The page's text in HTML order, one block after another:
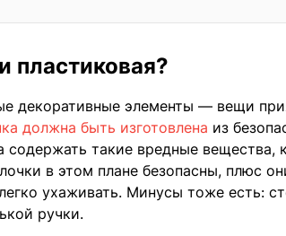
пластиковая?
декоративные элементы — вещи
должна быть изготовлена из
содержать такие вредные вещества,
в этом плане безопасны, плюс
ухаживать. Минусы тоже есть:
ручки.